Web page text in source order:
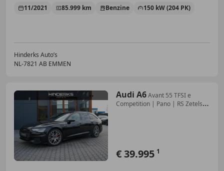
11/2021 85.999 km Benzine 150 kW (204 PK)
Hinderks Auto’s
NL-7821 AB EMMEN
Audi A6Avant 55 TFSI e
Competition | Pano | RS Zetels |
€ 39.995 1